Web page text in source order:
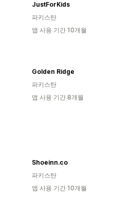
JustForKids
파키스탄
앱 사용 기간 10개월
Golden Ridge
파키스탄
앱 사용 기간 8개월
Shoeinn.co
파키스탄
앱 사용 기간 10개월